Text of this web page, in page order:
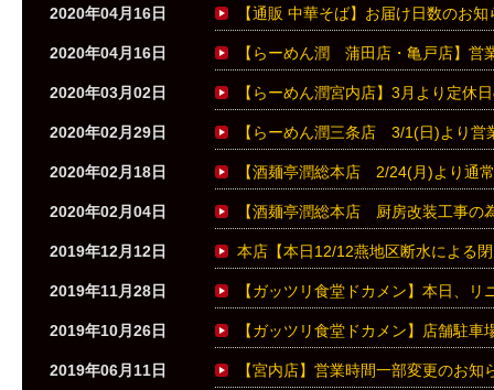
2020年04月16日 【通販 中華そば】お届け日数のお知
2020年04月16日 【らーめん潤 蒲田店・亀戸店】営
2020年03月02日 【らーめん潤宮内店】3月より定休
2020年02月29日 【らーめん潤三条店 3/1(日)より営
2020年02月18日 【酒麺亭潤総本店 2/24(月)より通
2020年02月04日 【酒麺亭潤総本店 厨房改装工事の
2019年12月12日 本店【本日12/12燕地区断水による
2019年11月28日 【ガッツリ食堂ドカメン】本日、
2019年10月26日 【ガッツリ食堂ドカメン】店舗駐
2019年06月11日 【宮内店】営業時間一部変更のお知